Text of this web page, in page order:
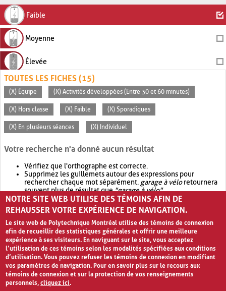
Faible
Moyenne
Élevée
TOUTES LES FICHES (15)
(X) Équipe (X) Activités développées (Entre 30 et 60 minutes)
(X) Hors classe (X) Faible (X) Sporadiques
(X) En plusieurs séances (X) Individuel
Votre recherche n'a donné aucun résultat
Vérifiez que l'orthographe est correcte.
Supprimez les guillemets autour des expressions pour
rechercher chaque mot séparément. garage à véloretournera
souvent plus de résultat que"garage à vélo".
Envisagez d'élargir votre recherche avec OR.garage OR vélo
retournera souvent plus de résultat quegarage à vélo
NOTRE SITE WEB UTILISE DES TÉMOINS AFIN DE
REHAUSSER VOTRE EXPÉRIENCE DE NAVIGATION.
Le site web de Polytechnique Montréal utilise des témoins de connexion
afin de recueillir des statistiques générales et offrir une meilleure
expérience à ses visiteurs. En naviguant sur le site, vous acceptez
l’utilisation de ces témoins selon les modalités spécifiées aux conditions
d’utilisation. Vous pouvez refuser les témoins de connexion en modifiant
vos paramètres de navigation. Pour en savoir plus sur le recours aux
témoins de connexion et sur la protection de vos renseignements
personnels,cliquez ici.